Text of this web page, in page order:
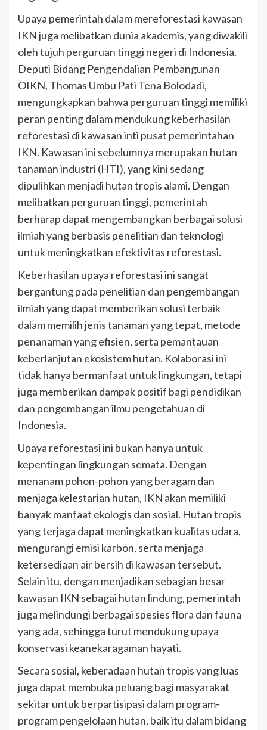
Upaya pemerintah dalam mereforestasi kawasan
IKN juga melibatkan dunia akademis, yang diwakili
oleh tujuh perguruan tinggi negeri di Indonesia.
Deputi Bidang Pengendalian Pembangunan
OIKN, Thomas Umbu Pati Tena Bolodadi,
mengungkapkan bahwa perguruan tinggi memiliki
peran penting dalam mendukung keberhasilan
reforestasi di kawasan inti pusat pemerintahan
IKN. Kawasan ini sebelumnya merupakan hutan
tanaman industri (HTI), yang kini sedang
dipulihkan menjadi hutan tropis alami. Dengan
melibatkan perguruan tinggi, pemerintah
berharap dapat mengembangkan berbagai solusi
ilmiah yang berbasis penelitian dan teknologi
untuk meningkatkan efektivitas reforestasi.
Keberhasilan upaya reforestasi ini sangat
bergantung pada penelitian dan pengembangan
ilmiah yang dapat memberikan solusi terbaik
dalam memilih jenis tanaman yang tepat, metode
penanaman yang efisien, serta pemantauan
keberlanjutan ekosistem hutan. Kolaborasi ini
tidak hanya bermanfaat untuk lingkungan, tetapi
juga memberikan dampak positif bagi pendidikan
dan pengembangan ilmu pengetahuan di
Indonesia.
Upaya reforestasi ini bukan hanya untuk
kepentingan lingkungan semata. Dengan
menanam pohon-pohon yang beragam dan
menjaga kelestarian hutan, IKN akan memiliki
banyak manfaat ekologis dan sosial. Hutan tropis
yang terjaga dapat meningkatkan kualitas udara,
mengurangi emisi karbon, serta menjaga
ketersediaan air bersih di kawasan tersebut.
Selain itu, dengan menjadikan sebagian besar
kawasan IKN sebagai hutan lindung, pemerintah
juga melindungi berbagai spesies flora dan fauna
yang ada, sehingga turut mendukung upaya
konservasi keanekaragaman hayati.
Secara sosial, keberadaan hutan tropis yang luas
juga dapat membuka peluang bagi masyarakat
sekitar untuk berpartisipasi dalam program-
program pengelolaan hutan, baik itu dalam bidang